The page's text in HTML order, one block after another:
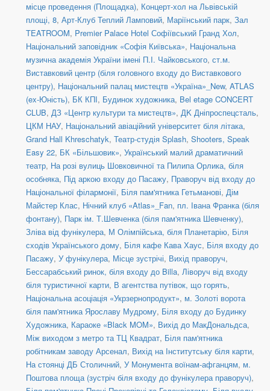
місце проведення (Площадка), Концерт-хол на Львівській
площі, 8, Арт-Клуб Теплий Ламповий, Маріїнський парк, Зал
TEATROOM, Premier Palace Hotel Софіївський Гранд Хол,
Національний заповідник «Софія Київська», Національна
музична академія України імені П.І. Чайковського, ст.м.
Виставковий центр (біля головного входу до Виставкового
центру), Національний палац мистецтв «Україна»_New, ATLAS
(ex-Юність), БК КПІ, Будинок художника, Bel etage CONCERT
CLUB, ДЗ «Центр культури та мистецтв», ДK Дніпроспецсталь,
ЦКМ НАУ, Національний авіаційний університет біля літака,
Grand Hall Khreschatyk, Театр-студія Splash, Shooters, Speak
Easy 22, БК «Більшовик», Український малий драматичний
театр, На розі вулиць Шовковичної та Пилипа Орлика, біля
особняка, Під аркою входу до Пасажу, Праворуч від входу до
Національної філармонії, Біля пам'ятника Гетьманові, Дім
Майстер Клас, Нічний клуб «Atlas»_Fan, пл. Івана Франка (біля
фонтану), Парк ім. Т.Шевченка (біля пам'ятника Шевченку),
Зліва від фунікулера, М Олімпійська, біля Планетарію, Біля
сходів Українського дому, Біля кафе Кава Хаус, Біля входу до
Пасажу, У фунікулера, Місце зустрічі, Вихід праворуч,
Бессарабський ринок, біля входу до Billa, Ліворуч від входу
біля туристичної карти, В агентства путівок, що горять,
Національна асоціація «Укрзернопродукт», м. Золоті ворота
біля пам'ятника Ярославу Мудрому, Біля входу до Будинку
Художника, Караоке «Black MOM», Вихід до МакДональдса,
Між виходом з метро та ТЦ Квадрат, Біля пам'ятника
робітникам заводу Арсенал, Вихід на Інститутську біля карти,
На стоянці ДБ Столичний, У Монумента воїнам-афганцям, м.
Поштова площа (зустріч біля входу до фунікулера праворуч),